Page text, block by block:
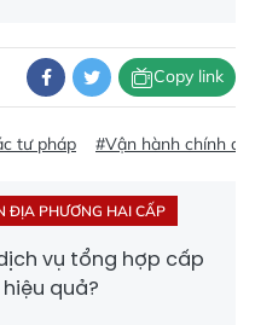
Copy link
tư pháp #Vận hành chính
ĐỊA PHƯƠNG HAI CẤP
vụ tổng hợp cấp
quả?